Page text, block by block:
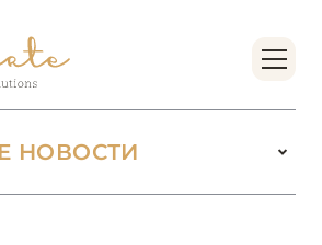
НОВОСТИ